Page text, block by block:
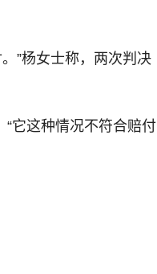
”杨女士称，两次判决
它这种情况不符合赔付